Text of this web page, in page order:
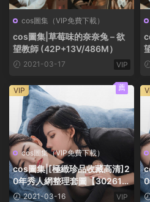
cos圖集（VIP免費下載）
cos圖集|草莓味的奈奈兔 – 欲
望教師 (42P+13V/486M）
2021-03-17 VIP
cos圖集（VIP免費下載）
cos圖集|[極緻珍品收藏高清]2
0年秀人網整理套圖【30261P/
168G】超全大合集
2021-03-16 VIP
VIP 薦